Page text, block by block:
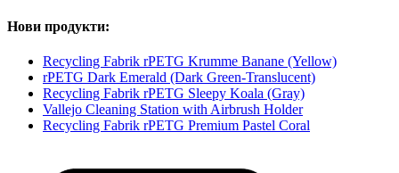
Нови продукти:
Recycling Fabrik rPETG Krumme Banane (Yellow)
rPETG Dark Emerald (Dark Green-Translucent)
Recycling Fabrik rPETG Sleepy Koala (Gray)
Vallejo Cleaning Station with Airbrush Holder
Recycling Fabrik rPETG Premium Pastel Coral